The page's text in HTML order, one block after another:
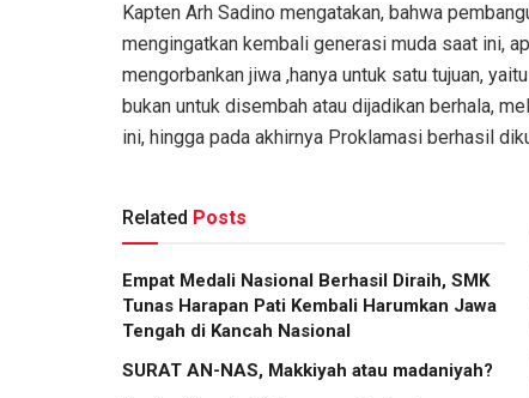
Kapten Arh Sadino mengatakan, bahwa
mengingatkan kembali generasi muda saat ini,
mengorbankan jiwa ,hanya untuk satu tujuan,
bukan untuk disembah atau dijadikan berhala,
ini, hingga pada akhirnya Proklamasi berhasil
Related Posts
Empat Medali Nasional Berhasil Diraih, SMK
Tunas Harapan Pati Kembali Harumkan Jawa
Tengah di Kancah Nasional
SURAT AN-NAS, Makkiyah atau madaniyah?